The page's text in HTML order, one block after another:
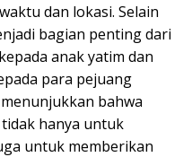
dan lokasi. Selain
bagian penting dari
anak yatim dan
para pejuang
bahwa
hanya untuk
untuk memberikan